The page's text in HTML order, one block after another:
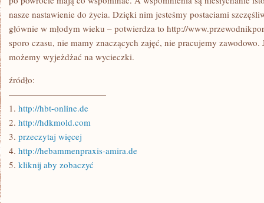
nasze nastawienie do życia. Dzięki nim jesteśmy postaciami
głównie w młodym wieku – potwierdza to http://
sporo czasu, nie mamy znaczących zajęć, nie pracujemy
możemy wyjeżdżać na wycieczki.
źródło:
———————————
1. http://hbt-online.de
2. http://hdkmold.com
3. przeczytaj więcej
4. http://hebammenpraxis-amira.de
5. kliknij aby zobaczyć